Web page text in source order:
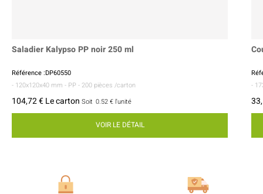
Saladier Kalypso PP noir 250 ml
Référence :DP60550
- 120x120x40 mm - PP - 200 pièces /carton
104,72 € Le carton Soit 0.52 € l'unité
VOIR LE DÉTAIL
-